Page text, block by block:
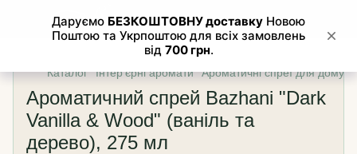
Каталог Інтер'єрні аромати Ароматичні спреї для дому
Ароматичний спрей Bazhani "Dark
Vanilla & Wood" (ваніль та
дерево), 275 мл